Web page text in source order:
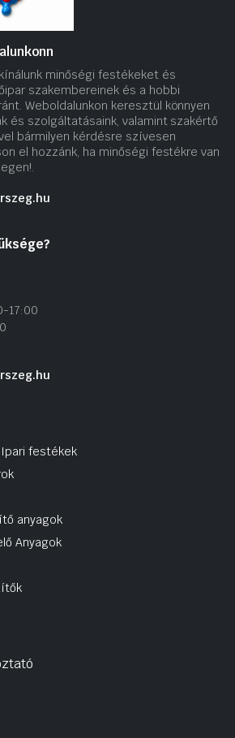
minőségi festékeket és
szakembereinek és a hobbi
Weboldalunkon keresztül könnyen
és szolgáltatásaink, valamint szakértő
bármilyen kérdésre szívesen
el hozzánk, ha minőségi festékre van
17:00
festékek
anyagok
Anyagok